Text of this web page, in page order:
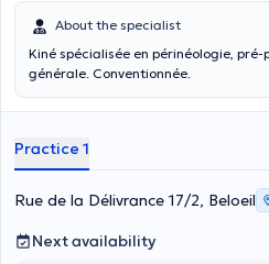
About the specialist
Kiné spécialisée en périnéologie,
générale. Conventionnée.
Practice 1
Rue de la Délivrance 17/2, Beloeil
Next availability